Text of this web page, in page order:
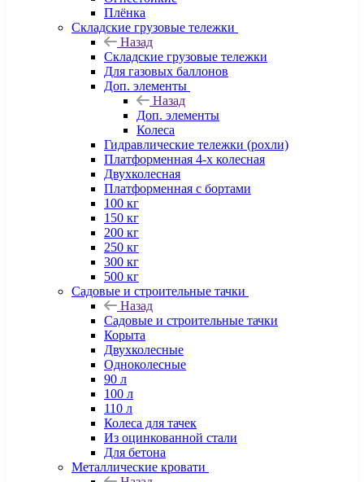
Плёнка
Складские грузовые тележки
Назад
Складские грузовые тележки
Для газовых баллонов
Доп. элементы
Назад
Доп. элементы
Колеса
Гидравлические тележки (рохли)
Платформенная 4-х колесная
Двухколесная
Платформенная с бортами
100 кг
150 кг
200 кг
250 кг
300 кг
500 кг
Садовые и строительные тачки
Назад
Садовые и строительные тачки
Корыта
Двухколесные
Одноколесные
90 л
100 л
110 л
Колеса для тачек
Из оцинкованной стали
Для бетона
Металлические кровати